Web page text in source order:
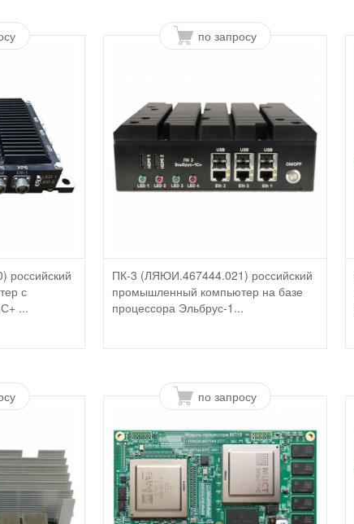
с
...
по запросу
ПК-3 (ЛЯЮИ.467444.021) российский
промышленный компьютер на базе
процессора Эльбрус-1...
по запросу